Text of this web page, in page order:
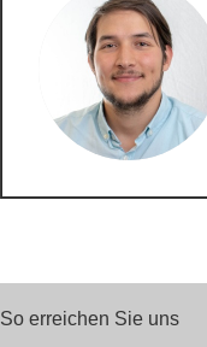
So erreichen Sie uns